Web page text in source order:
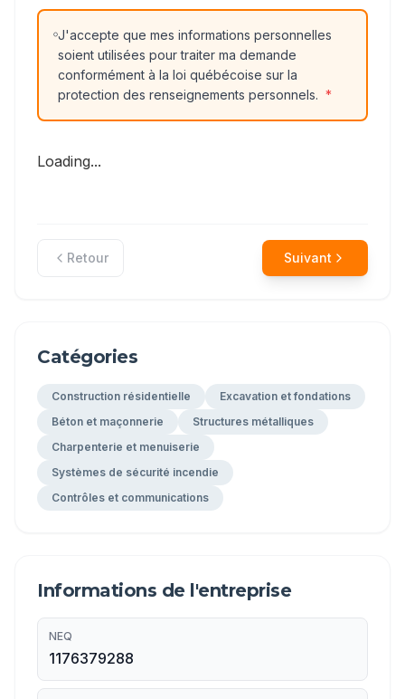
J'accepte que mes informations personnelles
soient utilisées pour traiter ma demande
conformément à la loi québécoise sur la
protection des renseignements personnels. *
Loading...
Retour Suivant
Catégories
Construction résidentielle
Excavation et fondations
Béton et maçonnerie
Structures métalliques
Charpenterie et menuiserie
Systèmes de sécurité incendie
Contrôles et communications
Informations de l'entreprise
NEQ
1176379288